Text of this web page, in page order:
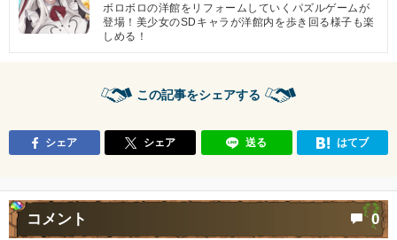
ボロボロの洋館をリフォームしていくパズルゲームが
登場！美少女のSDキャラが洋館内を歩き回る様子も楽
しめる！
この記事をシェアする
シェア シェア 送る はてブ
コメント 0